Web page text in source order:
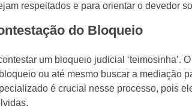
respeitados e para orientar o devedor
do Bloqueio
um bloqueio judicial ‘teimosinha’.
ou até mesmo buscar a mediação
é crucial nesse processo, pois